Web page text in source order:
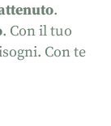
.
. Con il tuo
Con te